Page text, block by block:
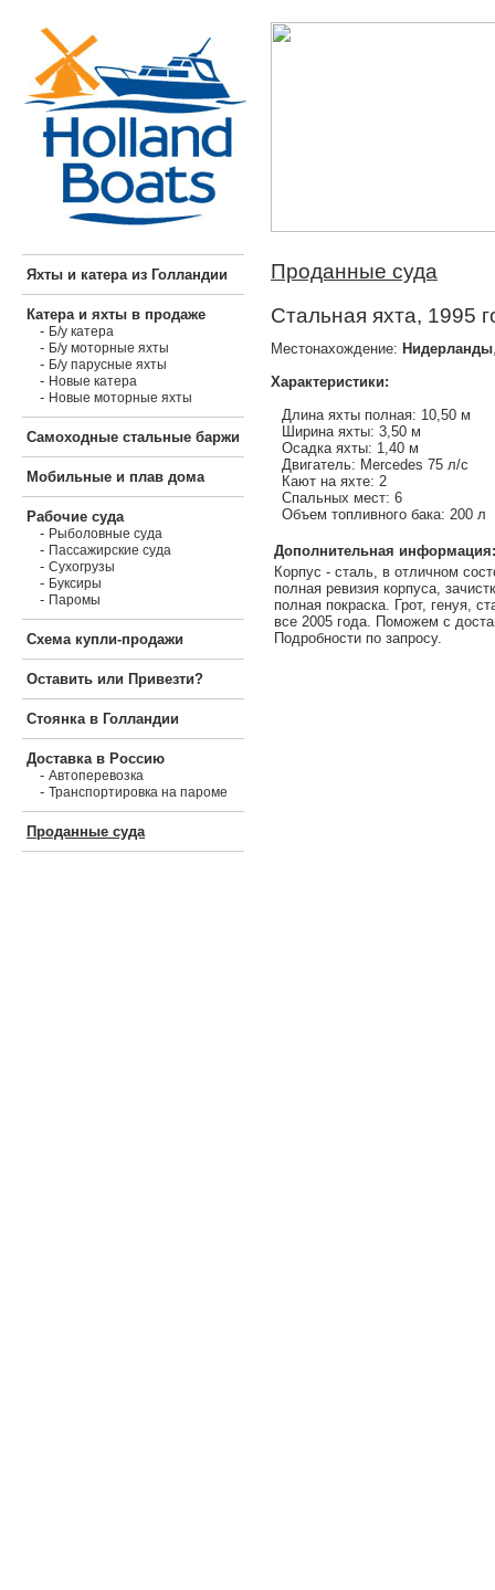
Яхты и катера из Голландии
Катера и яхты в продаже
- Б/у катера
- Б/у моторные яхты
- Б/у парусные яхты
- Новые катера
- Новые моторные яхты
Самоходные стальные баржи
Мобильные и плав дома
Рабочие суда
- Рыболовные суда
- Пассажирские суда
- Сухогрузы
- Буксиры
- Паромы
Схема купли-продажи
Оставить или Привезти?
Стоянка в Голландии
Доставка в Россию
- Автоперевозка
- Транспортировка на пароме
Проданные суда
Проданные суда
Стальная яхта, 1995
Местонахождение: Нидерланды
Характеристики:
Длина яхты полная: 10,50 м
Ширина яхты: 3,50 м
Осадка яхты: 1,40 м
Двигатель: Mercedes 75 л/с
Кают на яхте: 2
Спальных мест: 6
Объем топливного бака: 200 л
Дополнительная информация:
Корпус - сталь, в отличном
полная ревизия корпуса,
полная покраска. Грот, генуя,
все 2005 года. Поможем с
Подробности по запросу.